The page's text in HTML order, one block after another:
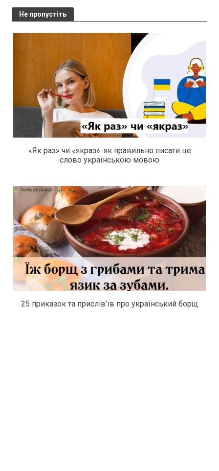
Не пропустіть
«Як раз» чи «якраз»: як правильно писати це
слово українською мовою
25 приказок та прислів’їв про український борщ